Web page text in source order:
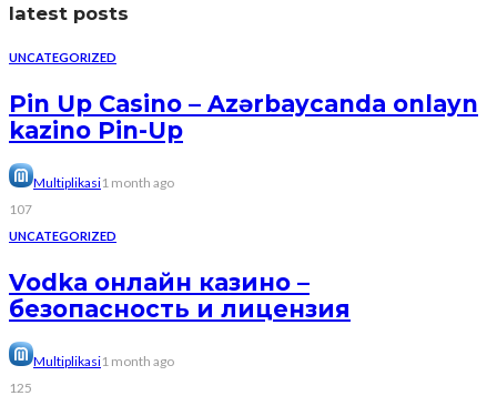
latest posts
UNCATEGORIZED
Pin Up Casino – Azərbaycanda onlayn
kazino Pin-Up
Multiplikasi1 month ago
107
UNCATEGORIZED
Vodka онлайн казино –
безопасность и лицензия
Multiplikasi1 month ago
125